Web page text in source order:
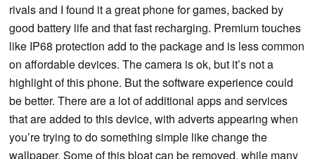
rivals and I found it a great phone for games, backed by
good battery life and that fast recharging. Premium touches
like IP68 protection add to the package and is less common
on affordable devices. The camera is ok, but it’s not a
highlight of this phone. But the software experience could
be better. There are a lot of additional apps and services
that are added to this device, with adverts appearing when
you’re trying to do something simple like change the
wallpaper. Some of this bloat can be removed, while many